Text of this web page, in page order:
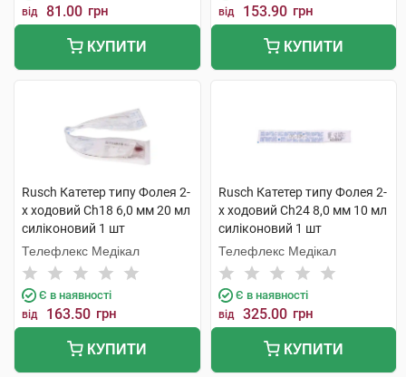
від 81.00 грн
КУПИТИ
від 153.90 грн
КУПИТИ
Rusch Катетер типу Фолея 2-
х ходовий Ch18 6,0 мм 20 мл
силіконовий 1 шт
Телефлекс Медікал
Є в наявності
від 163.50 грн
КУПИТИ
Rusch Катетер типу Фолея 2-
х ходовий Ch24 8,0 мм 10 мл
силіконовий 1 шт
Телефлекс Медікал
Є в наявності
від 325.00 грн
КУПИТИ